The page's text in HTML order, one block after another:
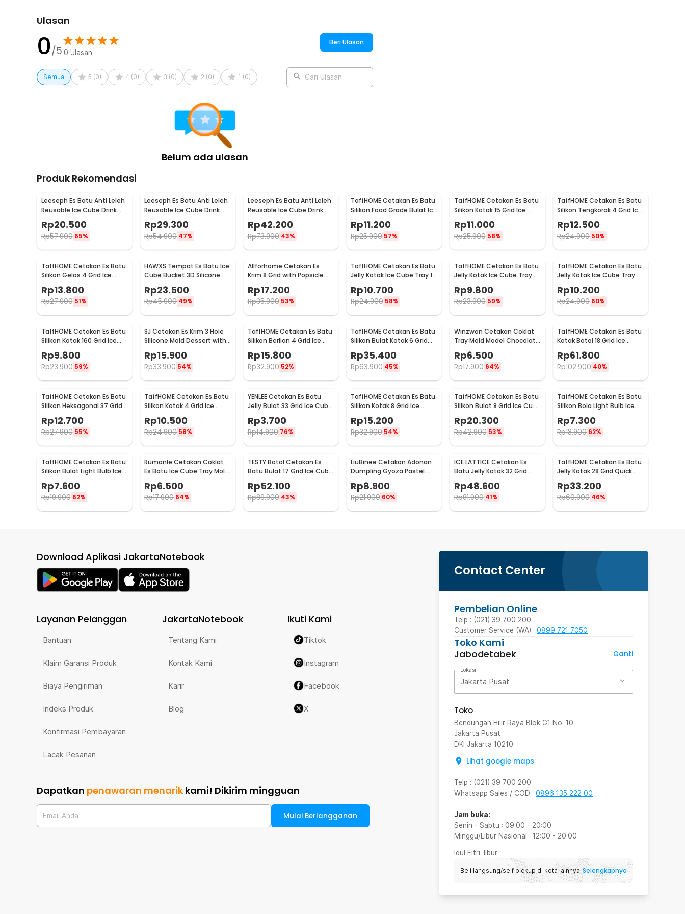
Ulasan
0/5 0 Ulasan
Beri Ulasan
Semua 5 (0) 4 (0) 3 (0) 2 (0) 1 (0) Cari Ulasan
Belum ada ulasan
Produk Rekomendasi
Leeseph Es Batu Anti Leleh
Reusable Ice Cube Drink
W0043
Rp20.500
Rp57.900 65%
Leeseph Es Batu Anti Leleh
Reusable Ice Cube Drink
Stainless Steel 304 6 PCS -
W0043
Rp29.300
Rp54.900 47%
Leeseph Es Batu Anti Leleh
Reusable Ice Cube Drink
W0043
Rp42.200
Rp73.900 43%
TaffHOME Cetakan Es Batu
Silikon Food Grade Bulat Ice
Rp11.200
Rp25.900 57%
TaffHOME Cetakan Es Batu
Silikon Kotak 15 Grid Ice
Rp11.000
Rp25.900 58%
TaffHOME Cetakan Es Batu
Silikon Tengkorak 4 Grid Ice
Rp12.500
Rp24.900 50%
TaffHOME Cetakan Es Batu
Silikon Gelas 4 Grid Ice
Cube Mold - TM13027
Rp13.800
Rp27.900 51%
HAWXS Tempat Es Batu Ice
Cube Bucket 3D Silicone
Mold - C01
Rp23.500
Rp45.900 49%
Allforhome Cetakan Es
Krim 8 Grid with Popsicle
Rp17.200
Rp35.900 53%
TaffHOME Cetakan Es Batu
Jelly Kotak Ice Cube Tray 12
Rp10.700
Rp24.900 58%
TaffHOME Cetakan Es Batu
Jelly Kotak Ice Cube Tray
48 Grid - DY0972
Rp9.800
Rp23.900 59%
TaffHOME Cetakan Es Batu
Jelly Kotak Ice Cube Tray
Rp10.200
Rp24.900 60%
TaffHOME Cetakan Es Batu
Silikon Kotak 160 Grid Ice
Cube Tray - DY0973
Rp9.800
Rp23.900 59%
SJ Cetakan Es Krim 3 Hole
Silicone Mold Dessert with
JSC8004
Rp15.900
Rp33.900 54%
TaffHOME Cetakan Es Batu
Silikon Berlian 4 Grid Ice
Cube Mold - A1871
Rp15.800
Rp32.900 52%
TaffHOME Cetakan Es Batu
Silikon Bulat Kotak 6 Grid
Ice Cube 2 PCS - CW76685
Rp35.400
Rp63.900 45%
Winzwon Cetakan Coklat
Tray Mold Model Chocolate
Bar - HP8164
Rp6.500
Rp17.900 64%
TaffHOME Cetakan Es Batu
Kotak Botol 18 Grid Ice
Cube Mold - TW-160
Rp61.800
Rp102.900 40%
TaffHOME Cetakan Es Batu
Silikon Heksagonal 37 Grid
Rp12.700
Rp27.900 55%
TaffHOME Cetakan Es Batu
Silikon Kotak 4 Grid Ice
Rp10.500
Rp24.900 58%
YENLEE Cetakan Es Batu
Jelly Bulat 33 Grid Ice Cube
Tray BPA Free - L33
Rp3.700
Rp14.900 76%
TaffHOME Cetakan Es Batu
Silikon Kotak 8 Grid Ice
Rp15.200
Rp32.900 54%
TaffHOME Cetakan Es Batu
Silikon Bulat 8 Grid Ice Cube
Mold - DB89
Rp20.300
Rp42.900 53%
TaffHOME Cetakan Es Batu
Silikon Bola Light Bulb Ice
Ball Mold - GJ2980
Rp7.300
Rp18.900 62%
TaffHOME Cetakan Es Batu
Silikon Bulat Light Bulb Ice
Cube Mold - GJ2980
Rp7.600
Rp19.900 62%
Rumanle Cetakan Coklat
Es Batu Ice Cube Tray Mold
- HUY-09
Rp6.500
Rp17.900 64%
TESTY Botol Cetakan Es
Batu Bulat 17 Grid Ice Cube
Rp52.100
Rp89.900 43%
LiuBinee Cetakan Adonan
Dumpling Gyoza Pastel
Mini 2in1 Pressing Dough -
LB01
Rp8.900
Rp21.900 60%
ICE LATTICE Cetakan Es
Batu Jelly Kotak 32 Grid
Tray 2 PCS with Box - EV-64
Rp48.600
Rp81.900 41%
TaffHOME Cetakan Es Batu
Jelly Kotak 28 Grid Quick
Press with Shovel - F28
Rp33.200
Rp60.900 46%
Contact Center
Pembelian Online
Telp : (021) 39 700 200
Customer Service (WA) : 0899 721 7050
Toko Kami
Jabodetabek
Ganti
Lokasi
Jakarta Pusat
Toko
Bendungan Hilir Raya Blok G1 No. 10
Jakarta Pusat
DKI Jakarta 10210
Lihat google maps
Telp : (021) 39 700 200
Whatsapp Sales / COD : 0896 135 222 00
Jam buka:
Senin - Sabtu : 09:00 - 20:00
Minggu/Libur Nasional : 12:00 - 20:00
Idul Fitri: libur
Beli langsung/self pickup di kota lainnya Selengkapnya
Download Aplikasi JakartaNotebook
Layanan Pelanggan
Bantuan
Klaim Garansi Produk
Biaya Pengiriman
Indeks Produk
Konfirmasi Pembayaran
Lacak Pesanan
JakartaNotebook
Tentang Kami
Kontak Kami
Karir
Blog
Ikuti Kami
Tiktok
Instagram
Facebook
X
Dapatkan penawaran menarik kami! Dikirim mingguan
Email Anda Mulai Berlangganan